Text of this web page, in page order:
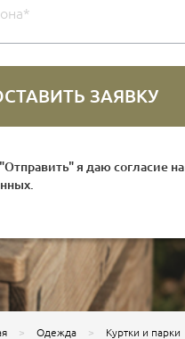
я даю согласие на
Одежда Куртки и парки